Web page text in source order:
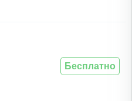
Бесплатно